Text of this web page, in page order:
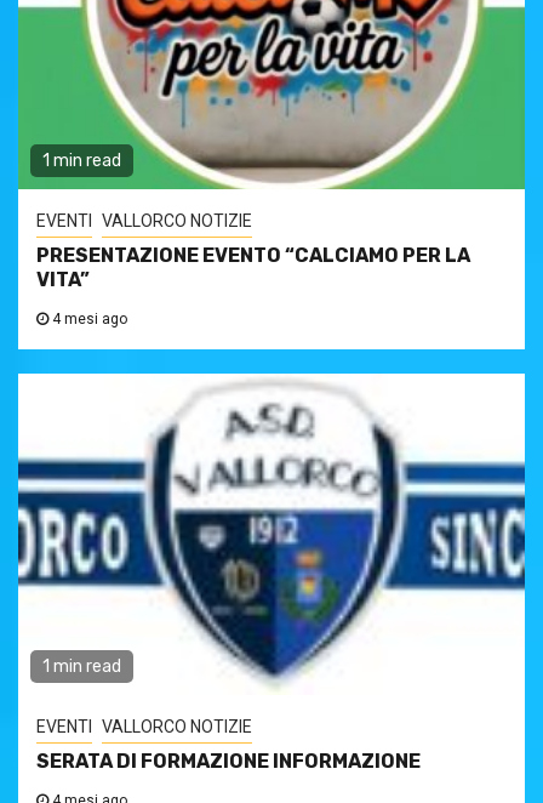
1 min read
EVENTI VALLORCO NOTIZIE
PRESENTAZIONE EVENTO “CALCIAMO PER LA
VITA”
4 mesi ago
1 min read
EVENTI VALLORCO NOTIZIE
SERATA DI FORMAZIONE INFORMAZIONE